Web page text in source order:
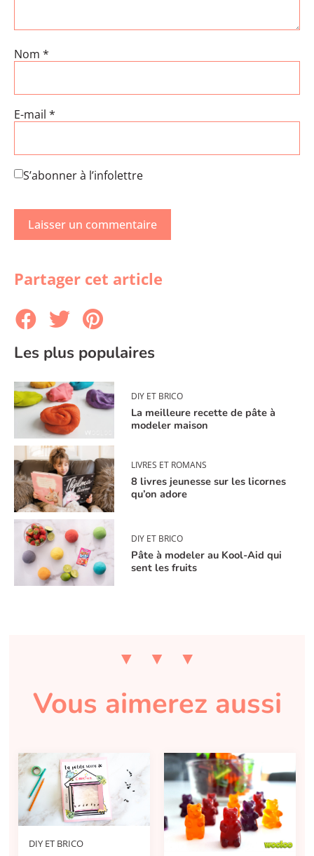
Nom *
E-mail *
S’abonner à l’infolettre
Partager cet article
Les plus populaires
DIY ET BRICO
La meilleure recette de pâte à
modeler maison
LIVRES ET ROMANS
8 livres jeunesse sur les licornes
qu’on adore
DIY ET BRICO
Pâte à modeler au Kool-Aid qui
sent les fruits
Vous aimerez aussi
DIY ET BRICO